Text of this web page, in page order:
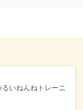
いねんねトレーニ